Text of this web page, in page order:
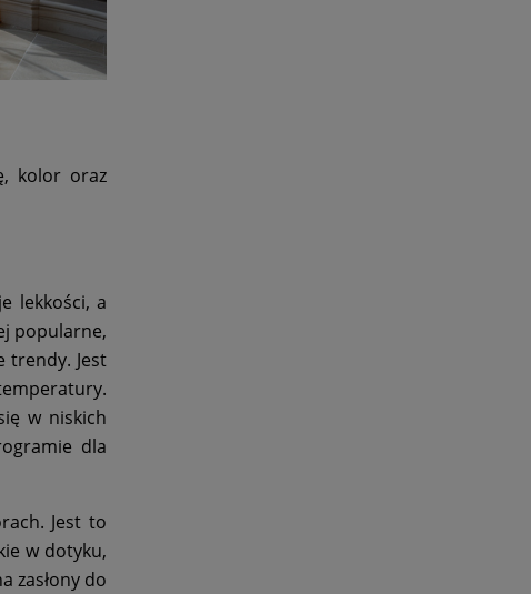
kolor oraz
lekkości, a
popularne,
trendy. Jest
w niskich
dla
Jest to
w dotyku,
zasłony do